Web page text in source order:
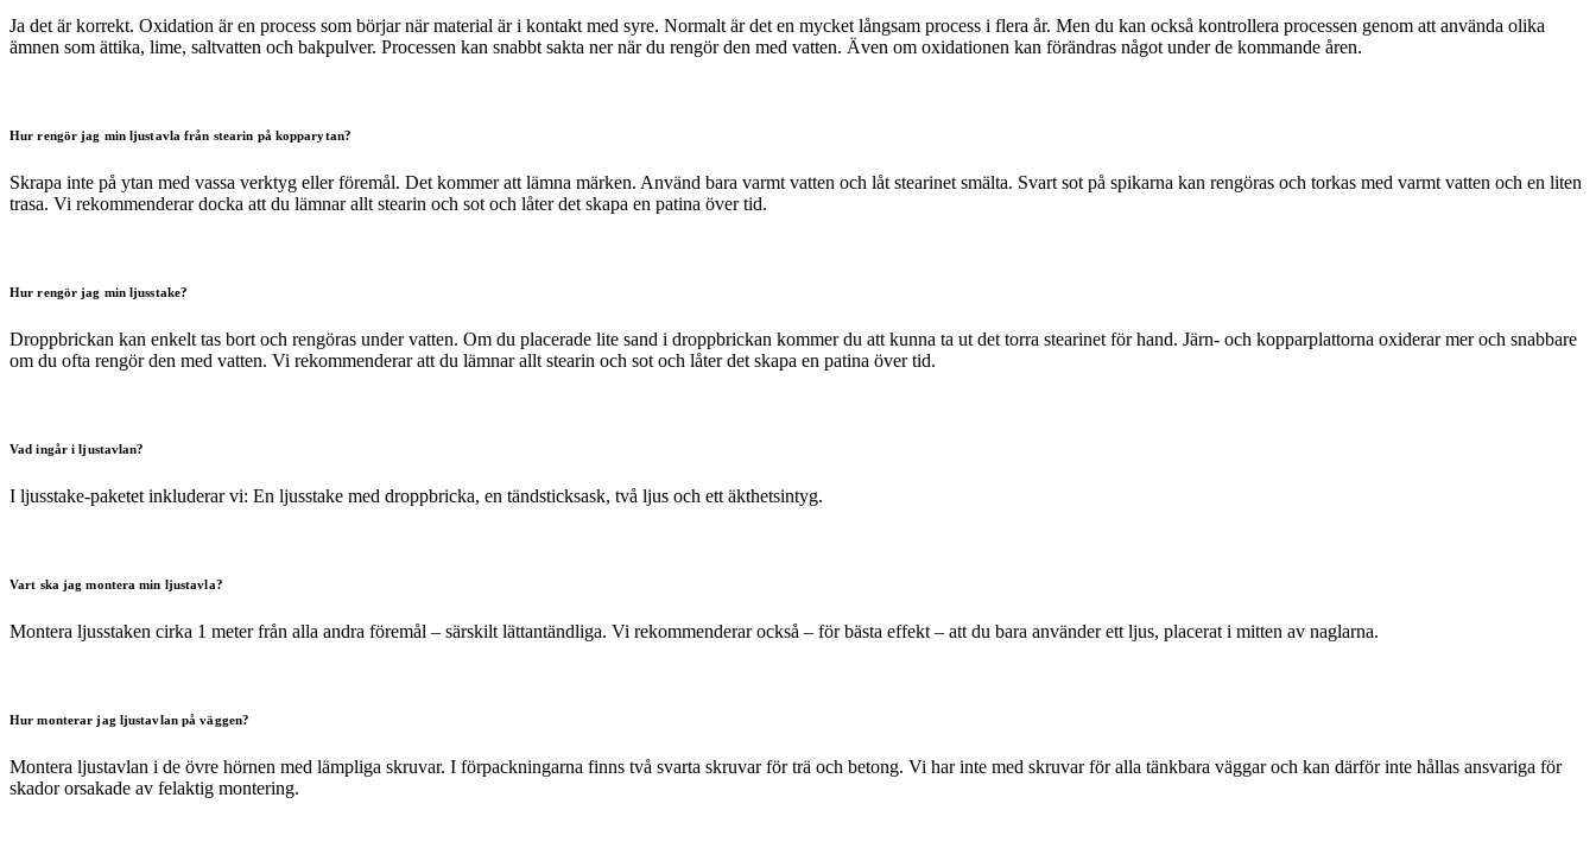
Ja det är korrekt. Oxidation är en process som börjar när material är i kontakt med syre. Normalt är det en mycket långsam process i flera år. Men du kan också kontrollera processen genom att använda olika
ämnen som ättika, lime, saltvatten och bakpulver. Processen kan snabbt sakta ner när du rengör den med vatten. Även om oxidationen kan förändras något under de kommande åren.
Hur rengör jag min ljustavla från stearin på kopparytan?
Skrapa inte på ytan med vassa verktyg eller föremål. Det kommer att lämna märken. Använd bara varmt vatten och låt stearinet smälta. Svart sot på spikarna kan rengöras och torkas med varmt vatten och en liten
trasa. Vi rekommenderar docka att du lämnar allt stearin och sot och låter det skapa en patina över tid.
Hur rengör jag min ljusstake?
Droppbrickan kan enkelt tas bort och rengöras under vatten. Om du placerade lite sand i droppbrickan kommer du att kunna ta ut det torra stearinet för hand. Järn- och kopparplattorna oxiderar mer och snabbare
om du ofta rengör den med vatten. Vi rekommenderar att du lämnar allt stearin och sot och låter det skapa en patina över tid.
Vad ingår i ljustavlan?
I ljusstake-paketet inkluderar vi: En ljusstake med droppbricka, en tändsticksask, två ljus och ett äkthetsintyg.
Vart ska jag montera min ljustavla?
Montera ljusstaken cirka 1 meter från alla andra föremål – särskilt lättantändliga. Vi rekommenderar också – för bästa effekt – att du bara använder ett ljus, placerat i mitten av naglarna.
Hur monterar jag ljustavlan på väggen?
Montera ljustavlan i de övre hörnen med lämpliga skruvar. I förpackningarna finns två svarta skruvar för trä och betong. Vi har inte med skruvar för alla tänkbara väggar och kan därför inte hållas ansvariga för
skador orsakade av felaktig montering.